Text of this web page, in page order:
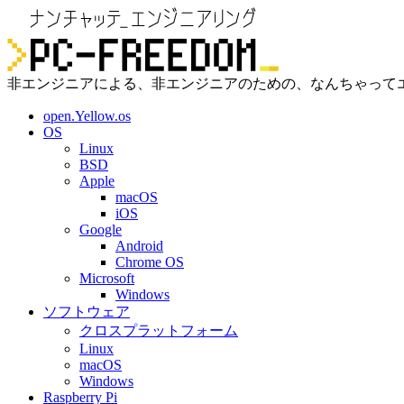
非エンジニアによる、非エンジニアのための、なんちゃって
open.Yellow.os
OS
Linux
BSD
Apple
macOS
iOS
Google
Android
Chrome OS
Microsoft
Windows
ソフトウェア
クロスプラットフォーム
Linux
macOS
Windows
Raspberry Pi